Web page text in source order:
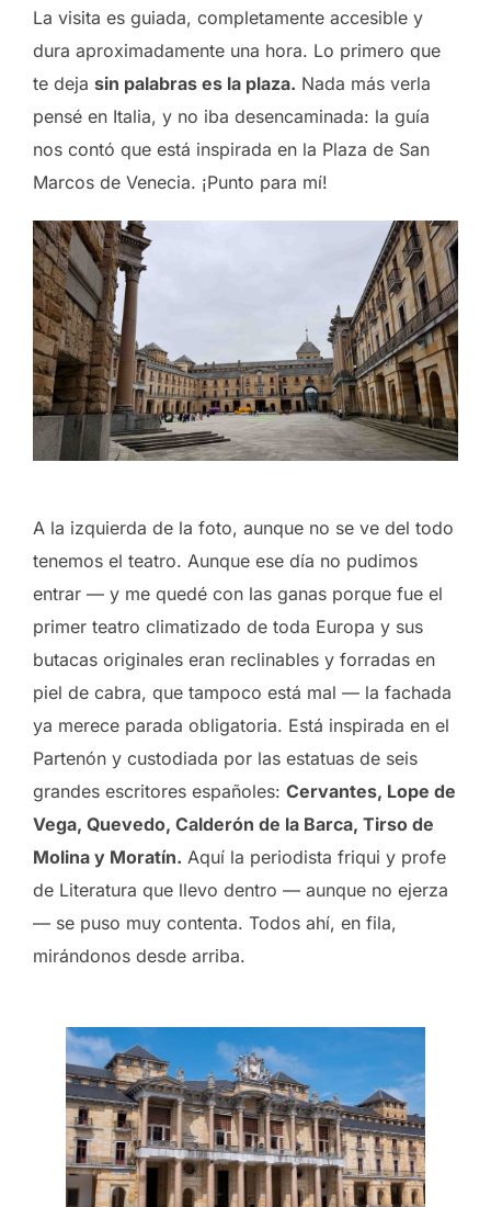
La visita es guiada, completamente accesible y
dura aproximadamente una hora. Lo primero que
te deja sin palabras es la plaza. Nada más verla
pensé en Italia, y no iba desencaminada: la guía
nos contó que está inspirada en la Plaza de San
Marcos de Venecia. ¡Punto para mí!
A la izquierda de la foto, aunque no se ve del todo
tenemos el teatro. Aunque ese día no pudimos
entrar — y me quedé con las ganas porque fue el
primer teatro climatizado de toda Europa y sus
butacas originales eran reclinables y forradas en
piel de cabra, que tampoco está mal — la fachada
ya merece parada obligatoria. Está inspirada en el
Partenón y custodiada por las estatuas de seis
grandes escritores españoles: Cervantes, Lope de
Vega, Quevedo, Calderón de la Barca, Tirso de
Molina y Moratín. Aquí la periodista friqui y profe
de Literatura que llevo dentro — aunque no ejerza
— se puso muy contenta. Todos ahí, en fila,
mirándonos desde arriba.